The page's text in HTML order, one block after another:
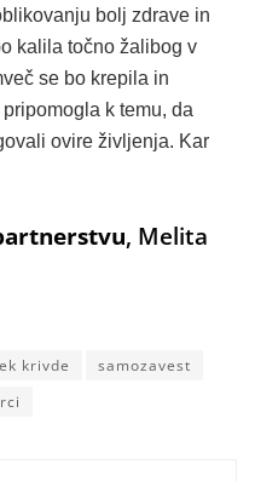
bolj zdrave in
kalila točno žalibog v
se bo krepila in
k temu, da
ovire življenja. Kar
, Melita
krivde
samozavest